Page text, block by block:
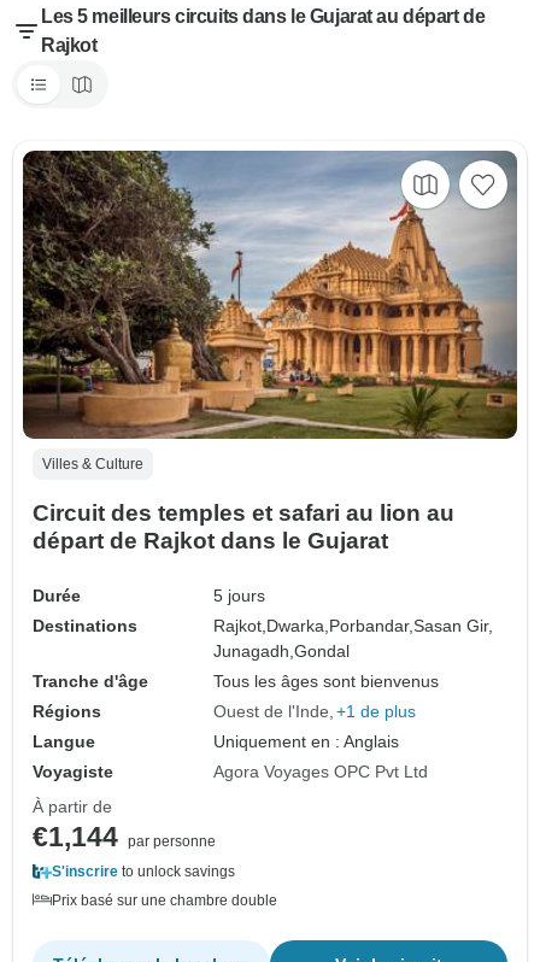
Les 5 meilleurs circuits dans le Gujarat au départ de
Rajkot
Villes & Culture
Circuit des temples et safari au lion au
départ de Rajkot dans le Gujarat
Durée
5 jours
Destinations
Rajkot, Dwarka, Porbandar,Sasan Gir,
Junagadh,Gondal
Tranche d'âge
Tous les âges sont bienvenus
Régions
Ouest de l'Inde +1 de plus
Langue
Uniquement en : Anglais
Voyagiste
Agora Voyages OPC Pvt Ltd
À partir de
€1,144 par personne
S'inscrire to unlock savings
Prix basé sur une chambre double